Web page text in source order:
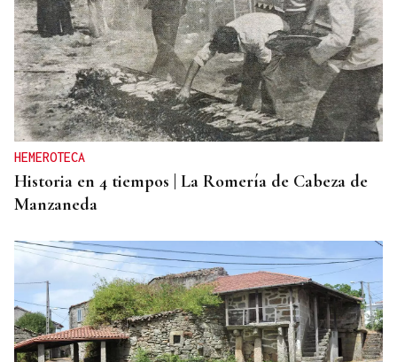
HEMEROTECA
Historia en 4 tiempos | La Romería de Cabeza de
Manzaneda